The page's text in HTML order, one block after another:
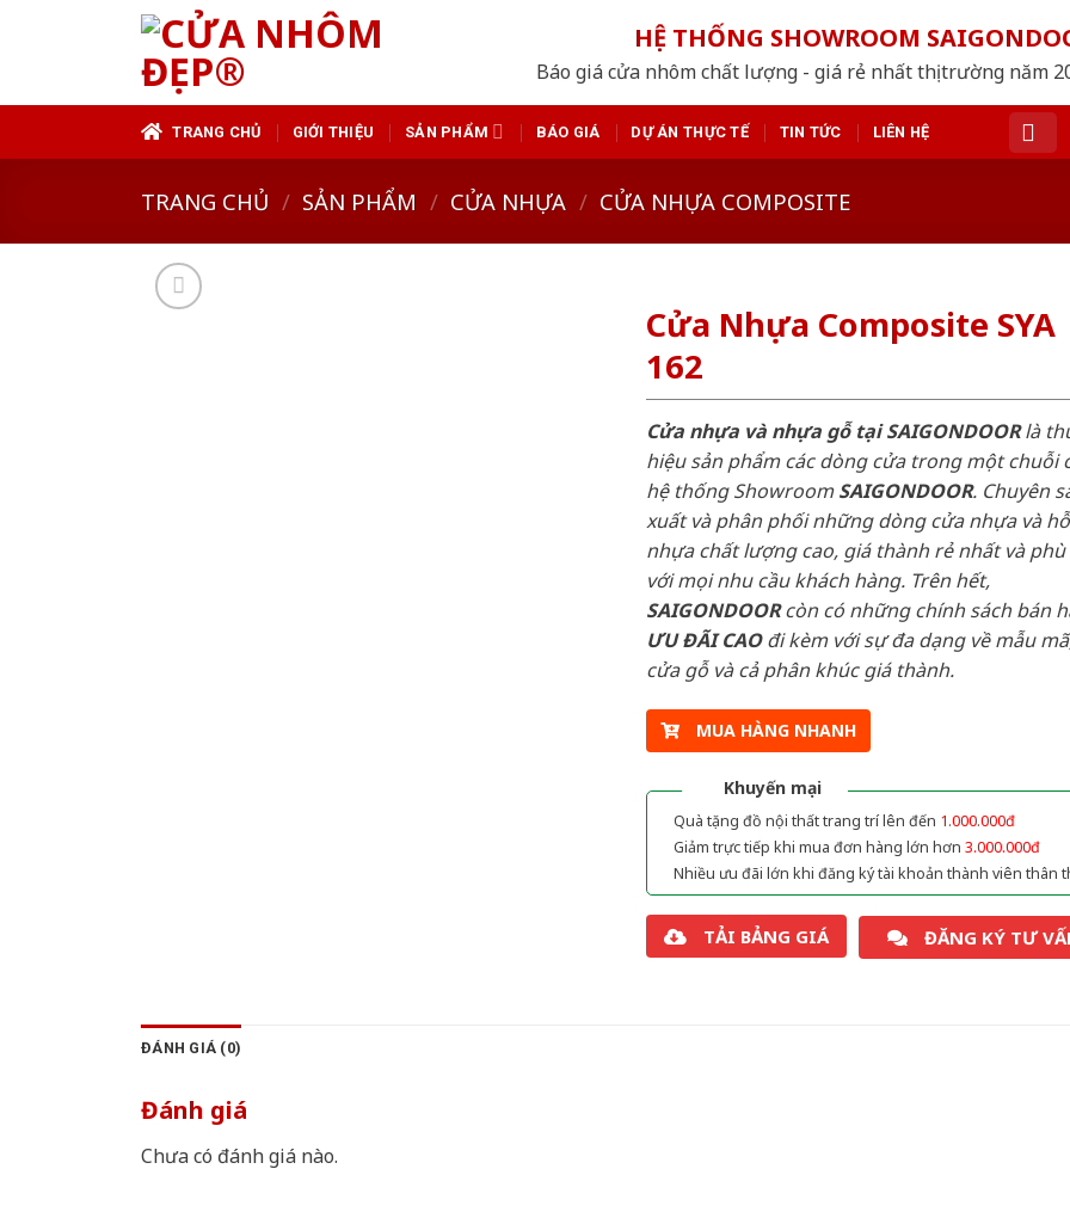
HỆ THỐNG SHOWROOM
Báo giá cửa nhôm chất lượng - giá rẻ nhất thị trường năm
TRANG CHỦ GIỚI THIỆU SẢN PHẨM BÁO GIÁ DỰ ÁN THỰC TẾ TIN TỨC LIÊN HỆ
TRANG CHỦ / SẢN PHẨM / CỬA NHỰA / CỬA NHỰA COMPOSITE
Cửa Nhựa Composite SYA
162
Cửa nhựa và nhựa gỗ tại SAIGONDOORlà
hiệu sản phẩm các dòng cửa trong một chuỗi
hệ thống ShowroomSAIGONDOOR. Chuyên
xuất và phân phối những dòng cửa nhựa và
nhựa chất lượng cao, giá thành rẻ nhất và
với mọi nhu cầu khách hàng. Trên hết,
SAIGONDOORcòn có những chính sách bán
ƯU ĐÃI CAOđi kèm với sự đa dạng về mẫu
cửa gỗ và cả phân khúc giá thành.
MUA HÀNG NHANH
Khuyến mại
Quà tặng đồ nội thất trang trí lên đến 1.000.000đ
Giảm trực tiếp khi mua đơn hàng lớn hơn 3.000.000đ
Nhiều ưu đãi lớn khi đăng ký tài khoản thành viên thân
TẢI BẢNG GIÁ ĐĂNG KÝ TƯ
ĐÁNH GIÁ (0)
Đánh giá
Chưa có đánh giá nào.